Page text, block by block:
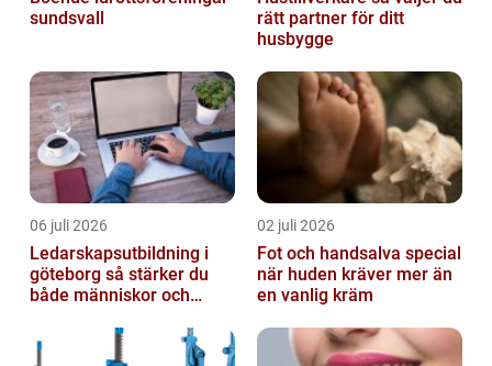
sundsvall
rätt partner för ditt
husbygge
06 juli 2026
Ledarskapsutbildning i
göteborg så stärker du
både människor och
02 juli 2026
Fot och handsalva special
när huden kräver mer än
en vanlig kräm